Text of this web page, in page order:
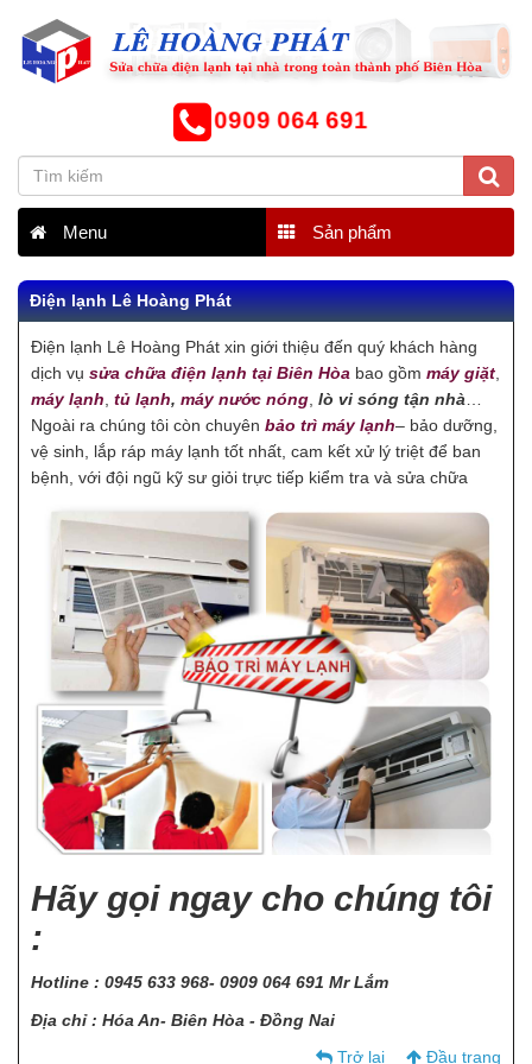
0909 064 691
Menu Sản phẩm
Điện lạnh Lê Hoàng Phát
Điện lạnh Lê Hoàng Phát xin giới thiệu đến quý khách hàng
dịch vụ sửa chữa điện lạnh tại Biên Hòa bao gồm máy giặt
máy lạnh tủ lạnh, máy nước nóng lò vi sóng tận nhà
Ngoài ra chúng tôi còn chuyên bảo trì máy lạnh– bảo dưỡng,
vệ sinh, lắp ráp máy lạnh tốt nhất, cam kết xử lý triệt để ban
bệnh, với đội ngũ kỹ sư giỏi trực tiếp kiểm tra và sửa chữa
Hãy gọi ngay cho chúng tôi
:
Hotline : 0945 633 968- 0909 064 691 Mr Lắm
Địa chỉ : Hóa An- Biên Hòa - Đồng Nai
Trở lại
Đầu trang